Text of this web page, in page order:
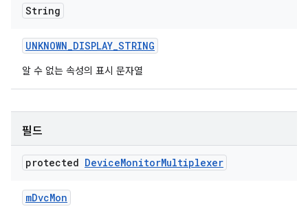
String
UNKNOWN_DISPLAY_STRING
알 수 없는 속성의 표시 문자열
필드
protected DeviceMonitorMultiplexer
mDvcMon